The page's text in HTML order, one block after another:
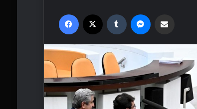
Facebook Tumblr